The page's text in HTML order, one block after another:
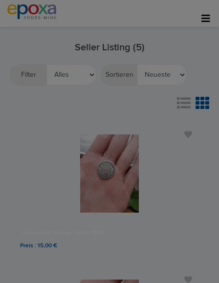
Seller Listing (5)
Filter Sortieren
Preis : 15,00 €